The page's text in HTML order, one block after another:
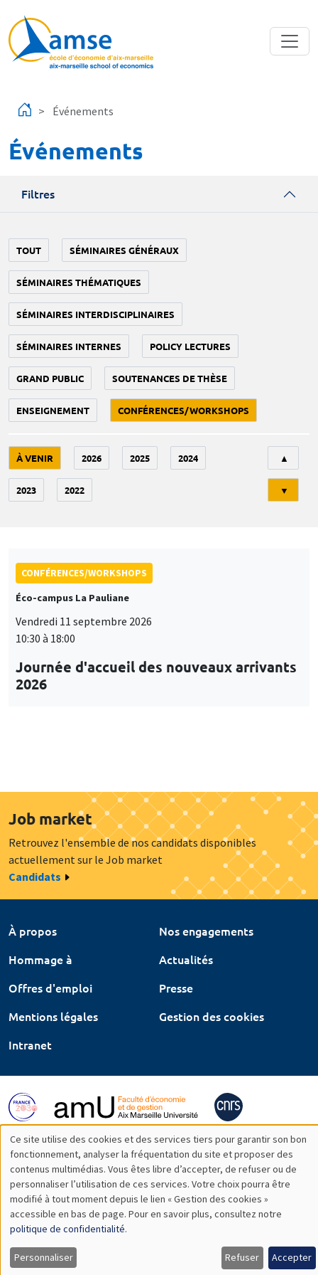
Événements
Événements
Filtres
TOUT SÉMINAIRES GÉNÉRAUX
SÉMINAIRES THÉMATIQUES
SÉMINAIRES INTERDISCIPLINAIRES
SÉMINAIRES INTERNES POLICY LECTURES
GRAND PUBLIC SOUTENANCES DE THÈSE
ENSEIGNEMENT CONFÉRENCES/WORKSHOPS
À VENIR 2026 2025 2024
2023 2022
▲
▼
CONFÉRENCES/WORKSHOPS
Éco-campus La Pauliane
Vendredi 11 septembre 2026
10:30 à 18:00
Journée d'accueil des nouveaux arrivants
2026
Job market
Retrouvez l'ensemble de nos candidats disponibles
actuellement sur le Job market
Candidats
À propos
Nos engagements
Hommage à
Actualités
Offres d'emploi
Presse
Mentions légales
Gestion des cookies
Intranet
Utilisation
des
données
personnelles
et
Ce site utilise des cookies et des services tiers pour garantir son bon
fonctionnement, analyser la fréquentation du site et proposer des
contenus multimédias. Vous êtes libre d’accepter, de refuser ou de
personnaliser l’utilisation de ces services. Votre choix pourra être
modifié à tout moment depuis le lien « Gestion des cookies »
accessible en bas de page. Pour en savoir plus, consultez notre
politique de confidentialité.
Personnaliser Refuser Accepter